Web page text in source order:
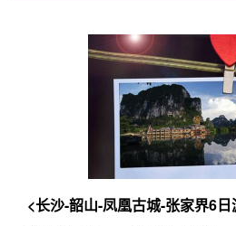
<长沙-韶山-凤凰古城-张家界6